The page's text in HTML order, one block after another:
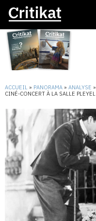
ACCUEIL » PANORAMA » ANALYSE »
CINÉ-CONCERT À LA SALLE PLEYEL